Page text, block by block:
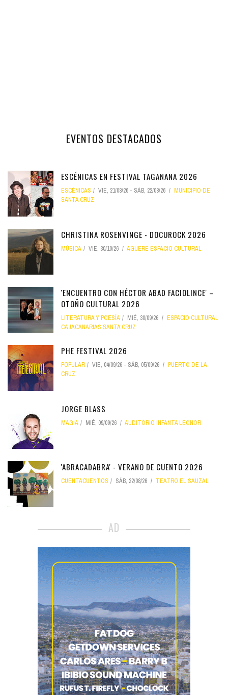
EVENTOS DESTACADOS
ESCÉNICAS EN FESTIVAL TAGANANA 2026
ESCÉNICAS VIE, 21/08/26 - SÁB, 22/08/26
MUNICIPIO DE
SANTA CRUZ
CHRISTINA ROSENVINGE - DOCUROCK 2026
MÚSICA VIE, 30/10/26 AGUERE ESPACIO CULTURAL
'ENCUENTRO CON HÉCTOR ABAD FACIOLINCE' –
OTOÑO CULTURAL 2026
LITERATURA Y POESÍA MIÉ, 30/09/26
ESPACIO CULTURAL
CAJACANARIAS SANTA CRUZ
PHE FESTIVAL 2026
POPULAR VIE, 04/09/26 - SÁB, 05/09/26
PUERTO DE LA
CRUZ
JORGE BLASS
MAGIA MIÉ, 09/09/26 AUDITORIO INFANTA LEONOR
'ABRACADABRA' - VERANO DE CUENTO 2026
CUENTACUENTOS SÁB, 22/08/26 TEATRO EL SAUZAL
AD